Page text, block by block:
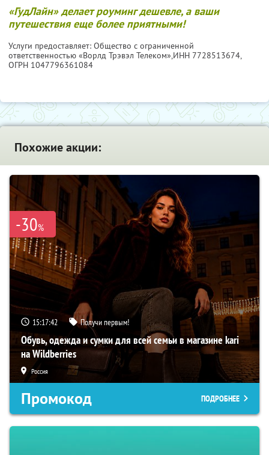
«ГудЛайн» делает роуминг дешевле, а ваши
путешествия еще более приятными!
Услуги предоставляет: Общество с ограниченной
ответственностью «Ворлд Трэвэл Телеком»,ИНН 7728513674,
ОГРН 1047796361084
Похожие акции:
-30%
15:17:41 Получи первым!
Обувь, одежда и сумки для всей семьи в магазине kari
на Wildberries
Россия
Промокод ПОДРОБНЕЕ